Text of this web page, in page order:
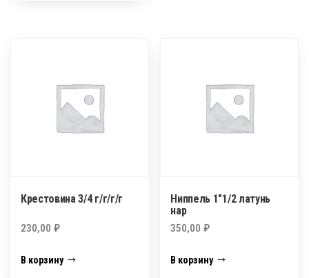
Крестовина 3/4 г/г/г/г
230,00 ₽
В корзину
Ниппель 1″1/2 латунь
нар
350,00₽
В корзину